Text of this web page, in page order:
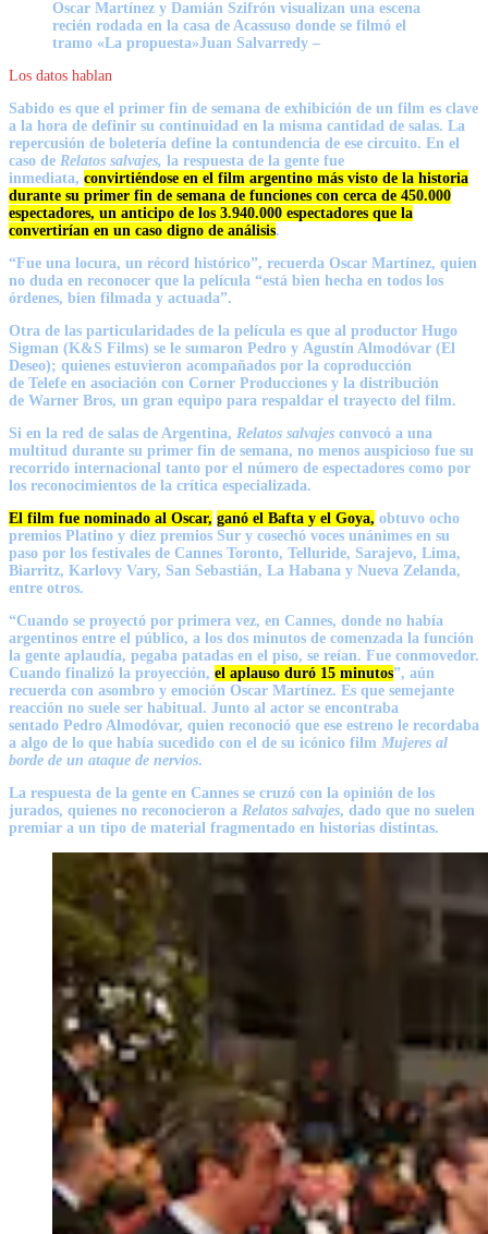
Oscar Martínez y Damián Szifrón visualizan una escena
recién rodada en la casa de Acassuso donde se filmó el
tramo «La propuesta»Juan Salvarredy –
Los datos hablan
Sabido es que el primer fin de semana de exhibición de un film es clave
a la hora de definir su continuidad en la misma cantidad de salas. La
repercusión de boletería define la contundencia de ese circuito. En el
caso de Relatos salvajes, la respuesta de la gente fue
inmediata, convirtiéndose en el film argentino más visto de la historia
durante su primer fin de semana de funciones con cerca de 450.000
espectadores, un anticipo de los 3.940.000 espectadores que la
convertirían en un caso digno de análisis.
“Fue una locura, un récord histórico”, recuerda Oscar Martínez, quien
no duda en reconocer que la película “está bien hecha en todos los
órdenes, bien filmada y actuada”.
Otra de las particularidades de la película es que al productor Hugo
Sigman (K&S Films) se le sumaron Pedro y Agustín Almodóvar (El
Deseo); quienes estuvieron acompañados por la coproducción
de Telefe en asociación con Corner Producciones y la distribución
de Warner Bros, un gran equipo para respaldar el trayecto del film.
Si en la red de salas de Argentina, Relatos salvajes convocó a una
multitud durante su primer fin de semana, no menos auspicioso fue su
recorrido internacional tanto por el número de espectadores como por
los reconocimientos de la crítica especializada.
El film fue nominado al Oscar, ganó el Bafta y el Goya, obtuvo ocho
premios Platino y diez premios Sur y cosechó voces unánimes en su
paso por los festivales de Cannes Toronto, Telluride, Sarajevo, Lima,
Biarritz, Karlovy Vary, San Sebastián, La Habana y Nueva Zelanda,
entre otros.
“Cuando se proyectó por primera vez, en Cannes, donde no había
argentinos entre el público, a los dos minutos de comenzada la función
la gente aplaudía, pegaba patadas en el piso, se reían. Fue conmovedor.
Cuando finalizó la proyección, el aplauso duró 15 minutos”, aún
recuerda con asombro y emoción Oscar Martínez. Es que semejante
reacción no suele ser habitual. Junto al actor se encontraba
sentado Pedro Almodóvar, quien reconoció que ese estreno le recordaba
a algo de lo que había sucedido con el de su icónico film Mujeres al
borde de un ataque de nervios.
La respuesta de la gente en Cannes se cruzó con la opinión de los
jurados, quienes no reconocieron a Relatos salvajes, dado que no suelen
premiar a un tipo de material fragmentado en historias distintas.